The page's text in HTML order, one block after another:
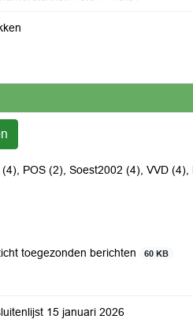
POS (2), Soest2002 (4), VVD
toegezonden berichten
60 KB
15 januari 2026